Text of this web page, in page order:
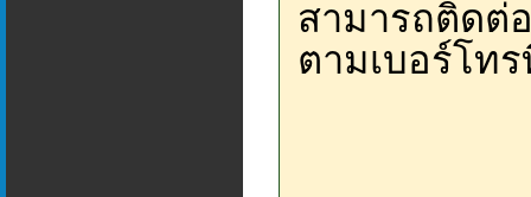
สามารถติดต่
ตามเบอร์โท